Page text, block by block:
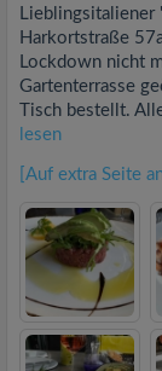
Harkortstraße
Lockdown nicht
Gartenterrasse
Tisch bestellt.
lesen
[Auf extra Seite